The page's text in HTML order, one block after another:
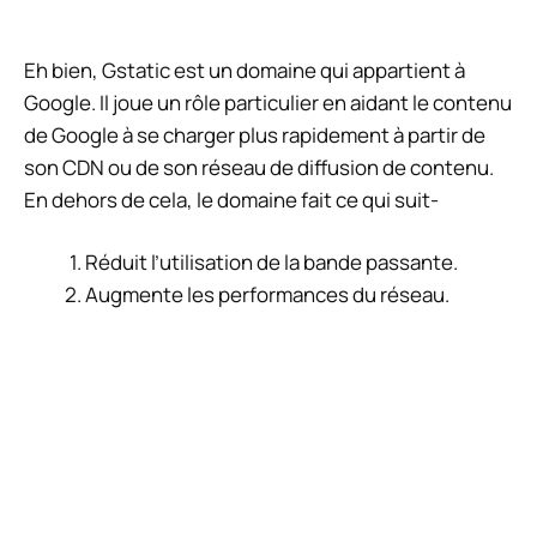
Eh bien, Gstatic est un domaine qui appartient à
Google. Il joue un rôle particulier en aidant le contenu
de Google à se charger plus rapidement à partir de
son CDN ou de son réseau de diffusion de contenu.
En dehors de cela, le domaine fait ce qui suit-
Réduit l’utilisation de la bande passante.
Augmente les performances du réseau.